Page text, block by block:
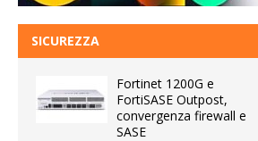
SICUREZZA
Fortinet 1200G e
FortiSASE Outpost,
convergenza firewall e
SASE